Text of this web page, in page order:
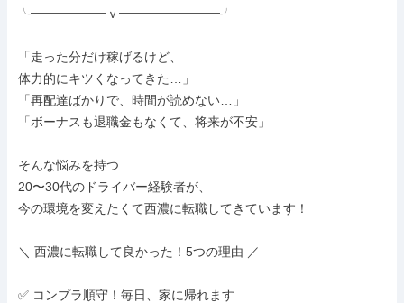
╰━━━━━━ｖ━━━━━━━━╯
「走った分だけ稼げるけど、
体力的にキツくなってきた…」
「再配達ばかりで、時間が読めない…」
「ボーナスも退職金もなくて、将来が不安」
そんな悩みを持つ
20〜30代のドライバー経験者が、
今の環境を変えたくて西濃に転職してきています！
＼ 西濃に転職して良かった！5つの理由 ／
✅ コンプラ順守！毎日、家に帰れます